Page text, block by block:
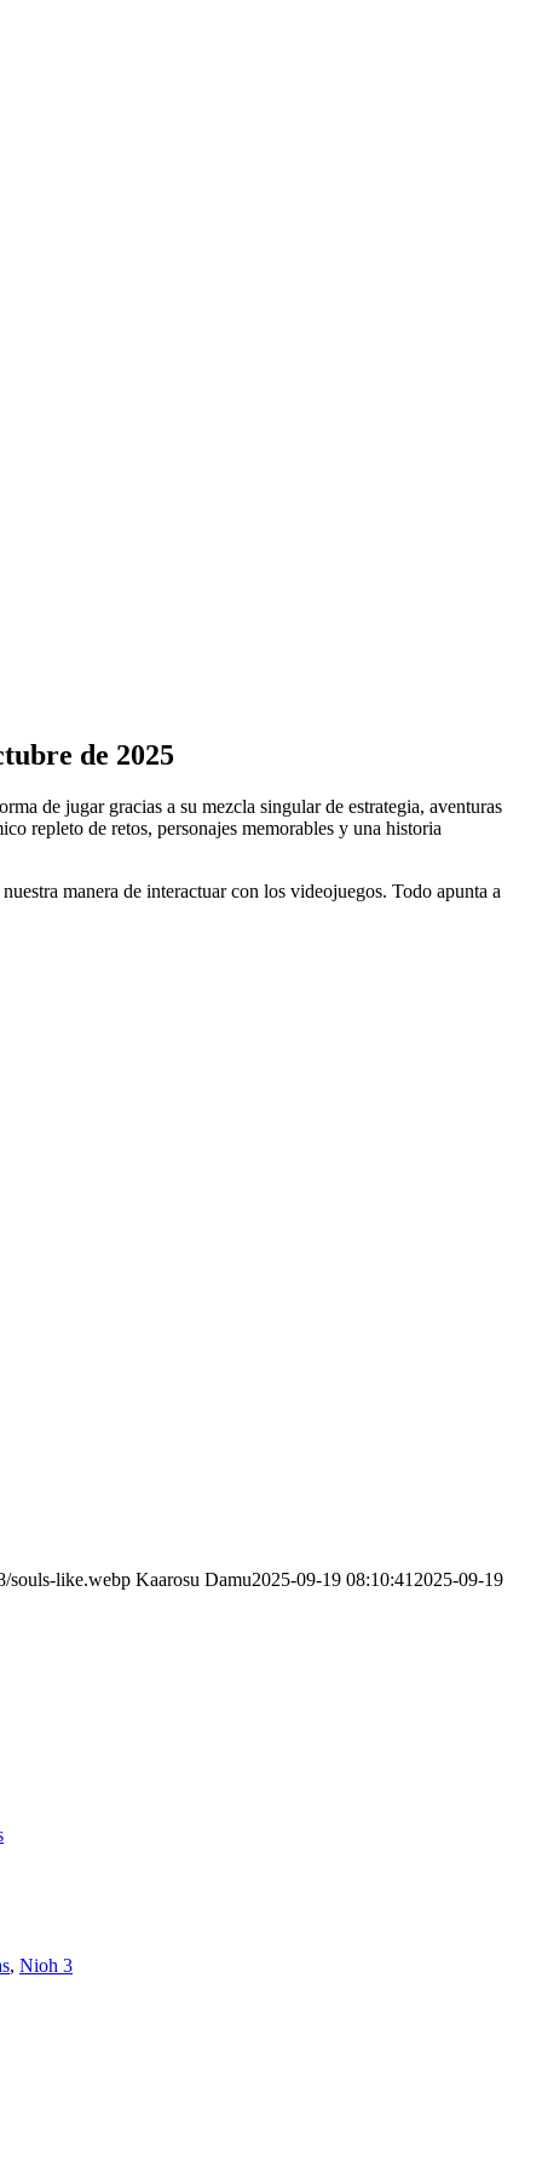
de 2025
de jugar gracias a su mezcla singular de estrategia, aventuras
repleto de retos, personajes memorables y una historia
manera de interactuar con los videojuegos. Todo apunta a
souls-like.webp Kaarosu Damu2025-09-19 08:10:41 2025-09-19
, Nioh 3